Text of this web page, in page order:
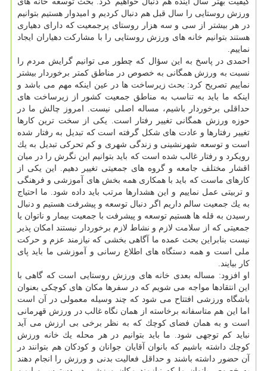
ورزش روستایی را سال قبل هم دنبال كردیم و امیدوار هستیم بتوانیم
در هر بیشتر از سی و سه هزار روستای پرجمعیت كه دارای دهیاری
هستند بتوانیم خانه های ورزش روستایی را با مشاركت دهیاران ایجاد
نماییم.
احمدی در پاسخ به این سؤال كه چطور می توانیم گرایش مردم را
نسبت به ورزش همگانی به خصوص در مناطق كمتر برخوردار بیشتر
نماییم تصریح كرد: بحث زیرساخت ها در عین اینكه مهم می باشد و
اینكه ما باید به تناسب به مناطق جمعیت كشور از زیرساخت های
حداقلی برخوردار باشیم، مساله اصلی نیست. امروز چالش ما در
حوزه ورزش همگانی تغییر رفتار است. یكی از سخت ترین كارها
تغییر رفتارها و عادت های شكل گرفته است كه تبدیل به رفتار شده
است و توسعه شهرنشینی و زندگی شهری و كم تحركی تبدیل به یك
رویكرد و رفتار غالب شده است كه باید بتوانیم این نگرش را در میان
اقشار مختلف جامعه و گروه های جمعیتی تغییر دهیم. این یكی از
كارهای ماست كه باید با همكاری همه بخش های آموزشی و فرهنگی
و تربیتی عمل نماییم و این هشدارها مرتب باید داده شود. ما احتیاج
به یك جمعیت سالم داریم اگر دنبال توسعه و پیشرفت هستیم و دنبال
رسیدن به قله ها هستیم توسعه و پیشرفت با جمعیت بیمار و ناتوان یا
جمعیتی كه از سلامت لازم و نشاط لازم برخوردار نیستند امكان پذیر
نیست بنابراین بحث عمده ما آگاهی بخشی كه نیازمند عزم و حركت
ملی است و همه دستگاه های اطلاع رسانی و آموزشی ما باید پای
كار بیایند.
او افزود: مساله بعدی خانه های ورزش روستایی است كه گاهی با
این انتقادها مواجه می شویم كه در سفرها مكان های كوچكی بعنوان
باشگاه ورزشی افتتاح می شود كه چند وسیله معمولی در آن است
اما این هم متاسفانه برخاسته از همان نگاه غالب در ورزش قهرمانی
است و به همان فضای كوچك كه به نظر برخی بی ارزش می آید
نباید كم توجهی شود. ما باید بتوانیم در هر محله یك خانه ورزش
كوچك داشته باشیم كه بانوان آقایان جوانان و كودكان هم بتوانند در
آن حضور داشته باشند و حداقل فعالیت بدنی و ورزش را انجام دهند